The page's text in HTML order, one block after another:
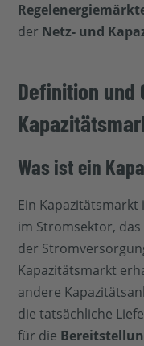
der Netz- und
Definition und
Was ist ein
Ein
im Stromsektor,
der
Kapazitätsmarkt
andere
die tatsächliche
für die